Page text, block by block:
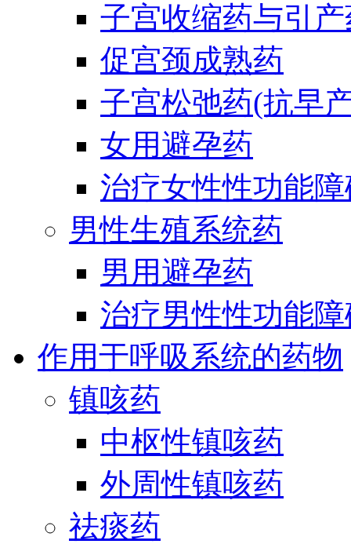
子宫收缩药与引
促宫颈成熟药
子宫松弛药(抗早
女用避孕药
治疗女性性功能
男性生殖系统药
男用避孕药
治疗男性性功能
作用于呼吸系统的药物
镇咳药
中枢性镇咳药
外周性镇咳药
祛痰药